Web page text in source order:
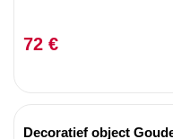
72 €
Decoratief object